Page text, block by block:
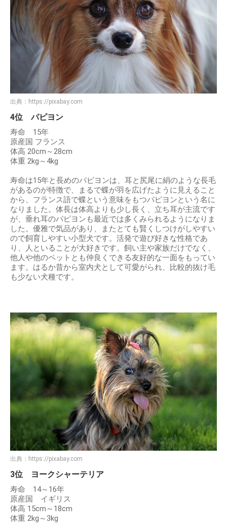
出典： https://pixabay.com
4位 パピヨン
寿命 15年
原産国 フランス
体高 20cm～28cm
体重 2kg～4kg
寿命は15年と長めのパピヨンは、耳と尻尾に絹のような長毛
があるのが特徴で、まるで蝶が羽を広げたように見えること
から、フランス語で蝶という意味をもつパピヨンという名に
なりました。体長は体高よりも少し長く、立ち耳が主流です
が、垂れ耳のパピヨンも最近では多くみられるようになりま
した。優雅で気品があり、またとても賢くしつけがしやすい
ので飼育しやすい小型犬です。活発で遊び好きな性格であ
り、人といることが大好きです。飼い主や家族だけでなく、
他人や他のペットとも仲良くできる友好的な一面をもってい
ます。はるか昔から室内犬として可愛がられ、比較的抜け毛
も少ない犬種です。
出典： https://pixabay.com
3位 ヨークシャーテリア
寿命 14～16年
原産国 イギリス
体高 15cm～18cm
体重 2kg～3kg